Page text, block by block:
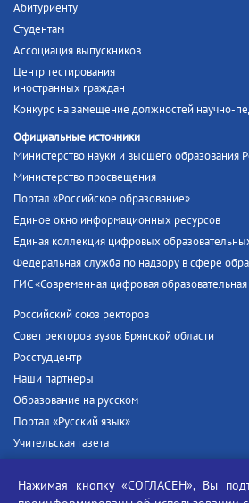
Абитуриенту
Студентам
Ассоциация выпускников
Центр тестирования
иностранных граждан
Конкурс на замещение должностей научно-
Официальные источники
Министерство науки и высшего образования
Министерство просвещения
Портал «Российское образование»
Единое окно информационных ресурсов
Единая коллекция цифровых
Федеральная служба по надзору в сфере
ГИС «Современная цифровая
Российский союз ректоров
Совет ректоров вузов Брянской области
Росстудцентр
Наши партнёры
Образование на русском
Портал «Русский язык»
Учительская газета
Единый портал государственных услуг
Нажимая кнопку «СОГЛАСЕН», Вы